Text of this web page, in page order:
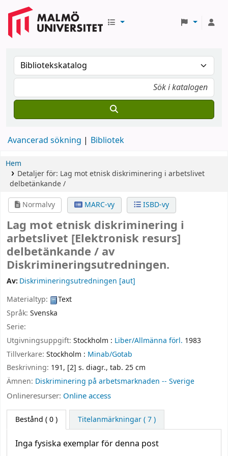
Avancerad sökning Bibliotek
Hem
Detaljer för: Lag mot etnisk diskriminering i arbetslivet
delbetänkande /
Normalvy
MARC-vy ISBD-vy
Lag mot etnisk diskriminering i
arbetslivet [Elektronisk resurs]
delbetänkande / av
Diskrimineringsutredningen.
Av: Diskrimineringsutredningen [aut]
Materialtyp:
Text
Språk: Svenska
Serie:
Utgivningsuppgift: Stockholm : Liber/Allmänna förl. 1983
Tillverkare: Stockholm : Minab/Gotab
Beskrivning: 191, [2] s. diagr., tab. 25 cm
Ämnen: Diskriminering på arbetsmarknaden -- Sverige
Onlineresurser: Online access
Bestånd ( 0 ) Titelanmärkningar ( 7 )
Inga fysiska exemplar för denna post